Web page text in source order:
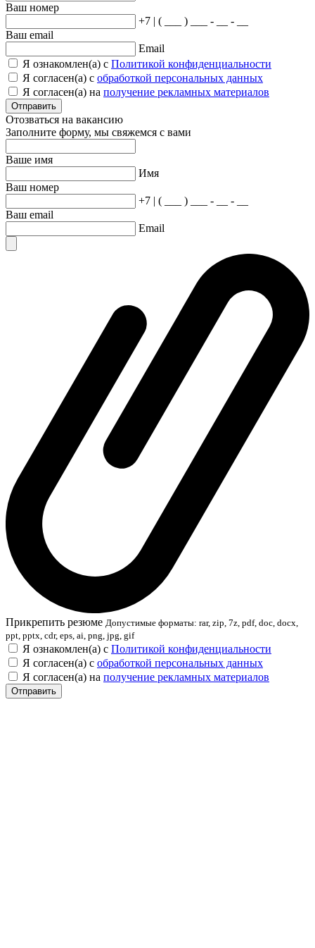
Ваш номер
+7 | ( ___ ) ___ - __ - __
Ваш email
Email
Я ознакомлен(а) с Политикой конфиденциальности
Я согласен(а) с обработкой персональных данных
Я согласен(а) на получение рекламных материалов
Отправить
Отозваться на вакансию
Заполните форму, мы свяжемся с вами
Ваше имя
Имя
Ваш номер
+7 | ( ___ ) ___ - __ - __
Ваш email
Email
Прикрепить резюме Допустимые форматы: rar, zip, 7z, pdf, doc, docx,
ppt, pptx, cdr, eps, ai, png, jpg, gif
Я ознакомлен(а) с Политикой конфиденциальности
Я согласен(а) с обработкой персональных данных
Я согласен(а) на получение рекламных материалов
Отправить